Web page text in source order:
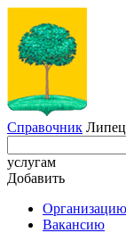
Справочник
услугам
Добавить
Организацию
Вакансию